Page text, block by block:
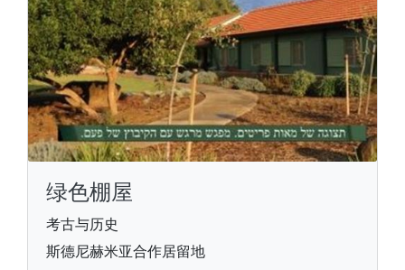
绿色棚屋
考古与历史
斯德尼赫米亚合作居留地